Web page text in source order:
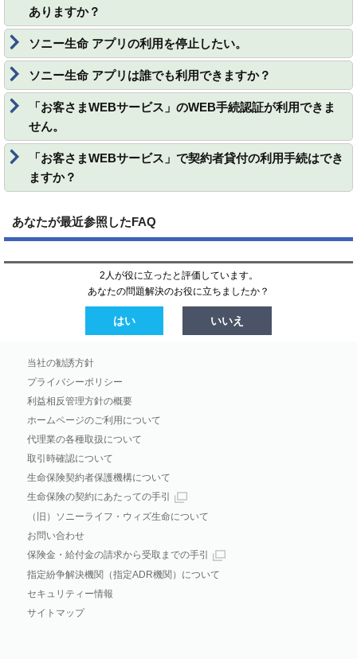
ありますか？
ソニー生命 アプリの利用を停止したい。
ソニー生命 アプリは誰でも利用できますか？
「お客さまWEBサービス」のWEB手続認証が利用できま
せん。
「お客さまWEBサービス」で契約者貸付の利用手続はでき
ますか？
あなたが最近参照したFAQ
2人が役に立ったと評価しています。
あなたの問題解決のお役に立ちましたか？
はい いいえ
当社の勧誘方針
プライバシーポリシー
利益相反管理方針の概要
ホームページのご利用について
代理業の各種取扱について
取引時確認について
生命保険契約者保護機構について
生命保険の契約にあたっての手引
（旧）ソニーライフ・ウィズ生命について
お問い合わせ
保険金・給付金の請求から受取までの手引
指定紛争解決機関（指定ADR機関）について
セキュリティー情報
サイトマップ